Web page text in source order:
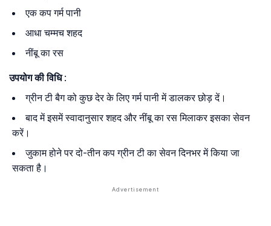
एक कप गर्म पानी
आधा चम्मच शहद
नींबू का रस
उपयोग की विधि:
ग्रीन टी बैग को कुछ देर के लिए गर्म पानी में डालकर छोड़ दें।
बाद में इसमें स्वादानुसार शहद और नींबू का रस मिलाकर इसका सेवन
करें।
जुकाम होने पर दो-तीन कप ग्रीन टी का सेवन दिनभर में किया जा
सकता है।